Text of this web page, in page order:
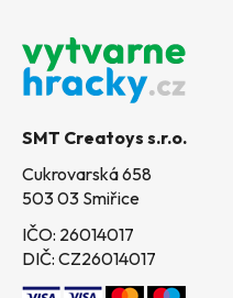
SMT Creatoys s.r.o.
Cukrovarská 658
503 03 Smiřice
IČO: 26014017
DIČ: CZ26014017